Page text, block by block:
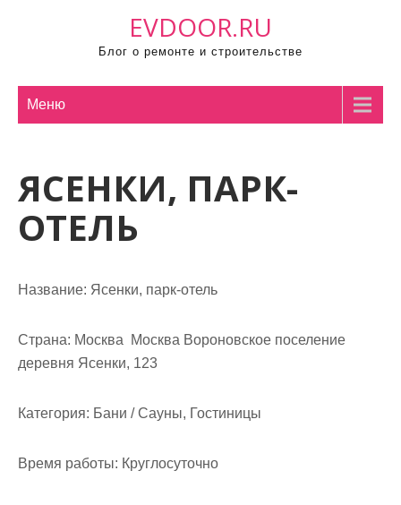
EVDOOR.RU
Блог о ремонте и строительстве
Меню
ЯСЕНКИ, ПАРК-
ОТЕЛЬ
Название: Ясенки, парк-отель
Страна: Москва Москва Вороновское поселение
деревня Ясенки, 123
Категория: Бани / Сауны, Гостиницы
Время работы: Круглосуточно